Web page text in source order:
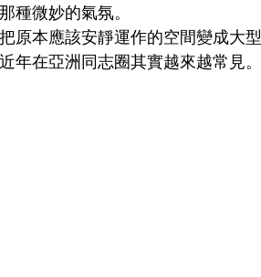
種微妙的氣氛。
原本應該安靜運作的空間變成大型
在亞洲同志圈其實越來越常見。